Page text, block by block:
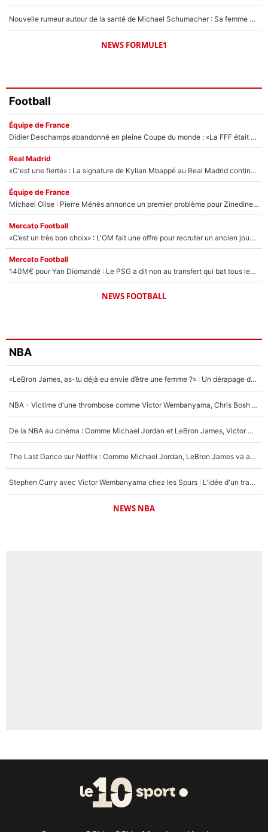
Nouvelle rumeur autour de la santé de Michael Schumacher : Sa femme Corinna sort du silence
NEWS FORMULE1
Football
Équipe de France
Didier Deschamps abandonné en pleine Coupe du monde : «La FFF était déjà passée à Zinedine Zidane»
Real Madrid
«C'est une fierté» : La signature de Kylian Mbappé au Real Madrid continue de régaler l'Espagne
Équipe de France
Michael Olise : Pierre Ménès annonce un premier problème pour Zinedine Zidane en équipe de France
Mercato Football
«C’est un très bon choix» : L'OM fait une offre pour recruter un ancien joueur du PSG... et c'est validé dans l'After Foot !
Mercato Football
140M€ pour Yan Diomandé : Le PSG a dit non au transfert qui bat tous les records sur le mercato
NEWS FOOTBALL
NBA
«LeBron James, as-tu déjà eu envie d’être une femme ?» : Un dérapage de Donald Trump sur la superstar de la NBA refait surface
NBA - Victime d'une thrombose comme Victor Wembanyama, Chris Bosh prévient le Français des risques sur sa santé : «J’ai failli mourir sur le coup et j’ai été ramené à la vie»
De la NBA au cinéma : Comme Michael Jordan et LeBron James, Victor Wembanyama rêve d'une carrière d'acteur !
The Last Dance sur Netflix : Comme Michael Jordan, LeBron James va avoir le droit à sa série !
Stephen Curry avec Victor Wembanyama chez les Spurs : L'idée d'un trade historique est lancée en NBA !
NEWS NBA